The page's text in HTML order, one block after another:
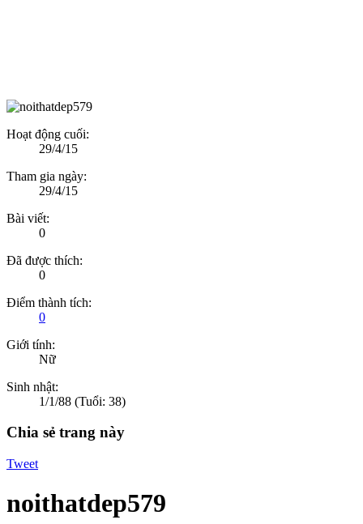
Hoạt động cuối:
29/4/15
Tham gia ngày:
29/4/15
Bài viết:
0
Đã được thích:
0
Điểm thành tích:
0
Giới tính:
Nữ
Sinh nhật:
1/1/88 (Tuổi: 38)
Chia sẻ trang này
Tweet
noithatdep579